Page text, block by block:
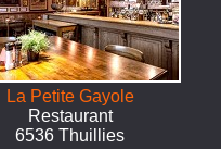
La Petite Gayole
Restaurant
6536 Thuillies